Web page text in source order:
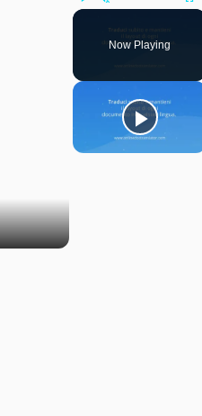
Now Playing